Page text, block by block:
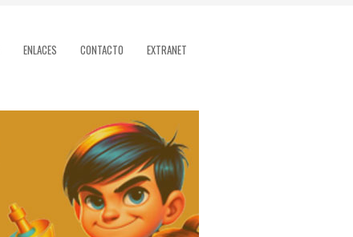
ENLACES CONTACTO EXTRANET